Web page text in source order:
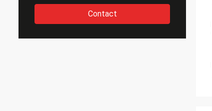
Contact